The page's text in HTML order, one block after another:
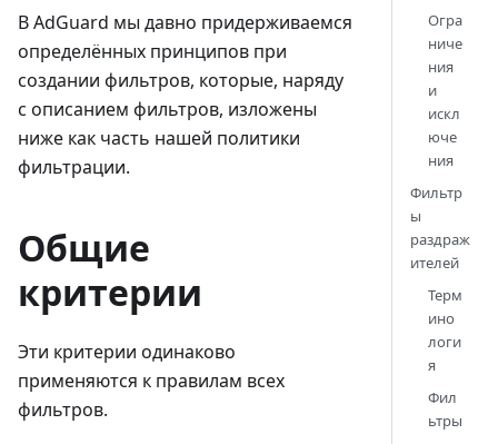
В AdGuard мы давно придерживаемся
определённых принципов при
создании фильтров, которые, наряду
с описанием фильтров, изложены
ниже как часть нашей политики
фильтрации.
Общие
критерии
Эти критерии одинаково
применяются к правилам всех
фильтров.
Огра
ниче
ния
и
искл
юче
ния
Фильтр
ы
раздраж
ителей
Терм
ино
логи
я
Фил
ьтры